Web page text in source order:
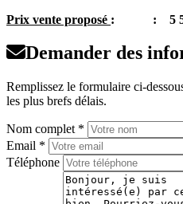
Prix vente proposé : : 5 500
Demander des
Remplissez le formulaire ci-
les plus brefs délais.
Nom complet *
Email *
Téléphone